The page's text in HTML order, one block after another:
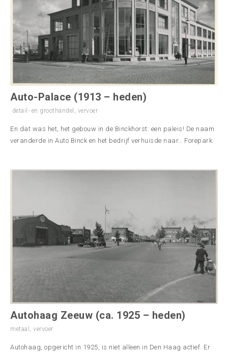
Auto-Palace (1913 – heden)
detail- en groothandel vervoer
En dat was het, het gebouw in de Binckhorst: een paleis! De naam
veranderde in Auto Binck en het bedrijf verhuisde naar… Forepark.
Autohaag Zeeuw (ca. 1925 – heden)
metaal vervoer
Autohaag, opgericht in 1925, is niet alleen in Den Haag actief. Er